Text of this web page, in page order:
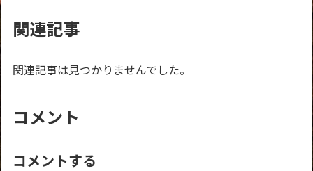
関連記事
関連記事は見つかりませんでした。
コメント
コメントする